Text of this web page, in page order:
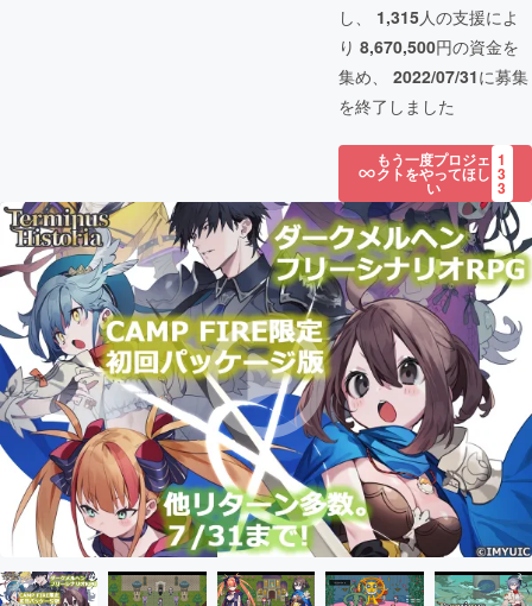
し、 1,315人の支援によ
り 8,670,500円の資金を
集め、 2022/07/31に募集
を終了しました
もう一度プロジェ
クトをやってほし
い
1
3
3